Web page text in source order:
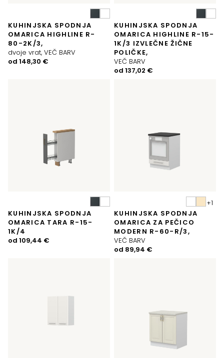
KUHINJSKA SPODNJA
OMARICA HIGHLINE R-
80-2K/3,
dvoje vrat, VEČ BARV
od 148,30 €
KUHINJSKA SPODNJA
OMARICA HIGHLINE R-15-
1K/3 IZVLEČNE ŽIČNE
POLIČKE,
VEČ BARV
od 137,02 €
KUHINJSKA SPODNJA
OMARICA TARA R-15-
1K/4
od 109,44 €
KUHINJSKA SPODNJA
OMARICA ZA PEČICO
MODERN R-60-R/3,
VEČ BARV
od 89,94 €